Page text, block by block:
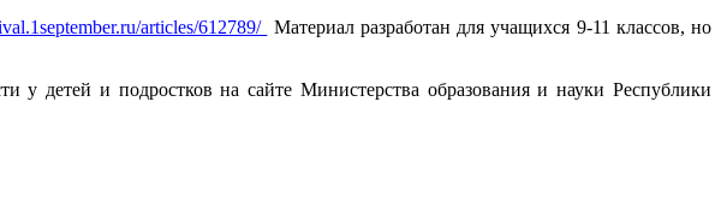
articles/612789/ Материал разработан для учащихся 9-11 классов, но
у детей и подростков на сайте Министерства образования и науки Республики